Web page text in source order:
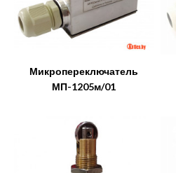
Микропереключатель
МП-1205м/01